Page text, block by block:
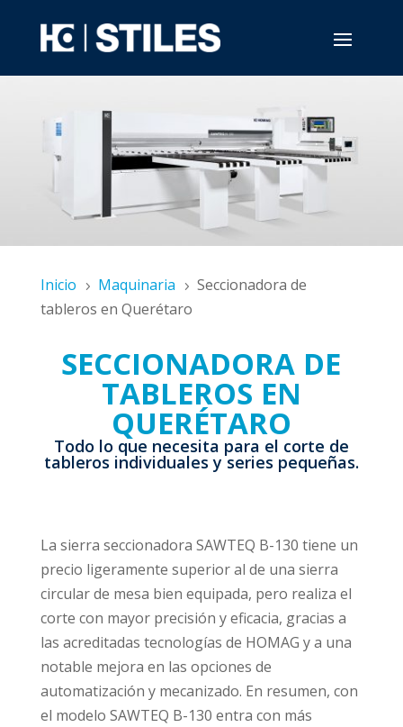
Inicio 5 Maquinaria 5 Seccionadora de
tableros en Querétaro
SECCIONADORA DE
TABLEROS EN
QUERÉTARO
Todo lo que necesita para el corte de
tableros individuales y series pequeñas.
La sierra seccionadora SAWTEQ B-130 tiene un
precio ligeramente superior al de una sierra
circular de mesa bien equipada, pero realiza el
corte con mayor precisión y eficacia, gracias a
las acreditadas tecnologías de HOMAG y a una
notable mejora en las opciones de
automatización y mecanizado. En resumen, con
el modelo SAWTEQ B-130 entra con más